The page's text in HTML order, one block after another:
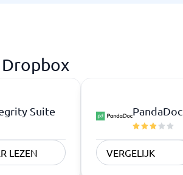
Suite
LEZEN
PandaDoc
VERGELIJK